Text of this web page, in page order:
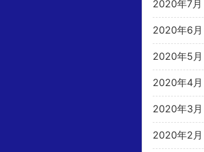
2020年7月
2020年6月
2020年5月
2020年4月
2020年3月
2020年2月